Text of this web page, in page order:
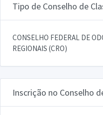
Tipo de Conselho de
CONSELHO FEDERAL DE
REGIONAIS (CRO)
Inscrição no Conselho